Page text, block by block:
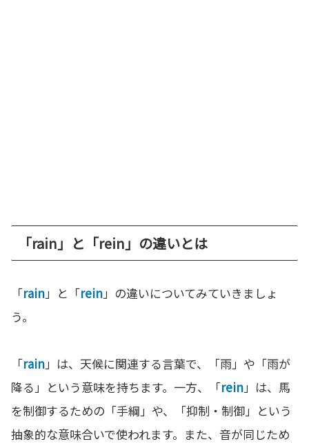
「rain」と「rein」の違いとは
「rain」と「rein」の違いについてみていきましょ
う。
「rain」は、天候に関連する言葉で、「雨」や「雨が
降る」という意味を持ちます。一方、「rein」は、馬
を制御するための「手綱」や、「抑制・制御」という
抽象的な意味合いで使われます。また、音が同じため